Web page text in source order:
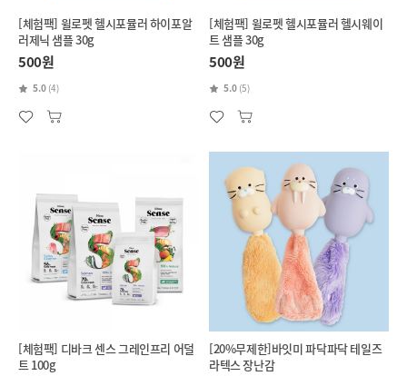
[체험팩] 윌로펫 헬시포뮬러 하이포알
러제닉 샘플 30g
500원
5.0 (4)
[체험팩] 윌로펫 헬시포뮬러 헬시웨이
트 샘플 30g
500원
5.0 (5)
[체험팩] 디바크 센스 그레인프리 어덜
트 100g
[20%무제한]바잇미 파닥파닥 테일즈
라텍스 장난감